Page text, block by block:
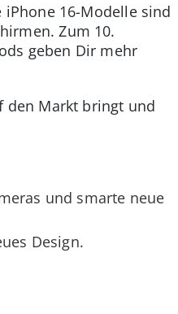
16-Modelle sind
Zum 10.
geben Dir mehr
den Markt bringt und
und smarte neue
Design.